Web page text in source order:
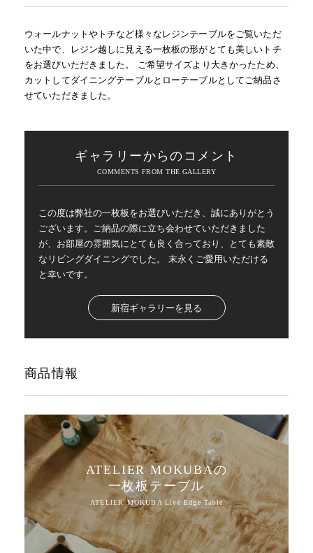
ウォールナットやトチなど様々なレジンテーブルをご覧いただ
いた中で、レジン越しに見える一枚板の形がとても美しいトチ
をお選びいただきました。 ご希望サイズより大きかったため、
カットしてダイニングテーブルとローテーブルとしてご納品さ
せていただきました。
ギャラリーからのコメント
この度は弊社の一枚板をお選びいただき、誠にありがとう
ございます。ご納品の際に立ち会わせていただきました
が、お部屋の雰囲気にとても良く合っており、とても素敵
なリビングダイニングでした。 末永くご愛用いただける
と幸いです。
新宿ギャラリーを見る
商品情報
ATELIER MOKUBAの
一枚板テーブル